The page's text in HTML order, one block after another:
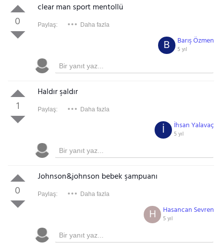
0
clear man sport mentollü
Paylaş: Daha fazla
Barış Özmen
5 yıl
B
1
Haldır şaldır
Paylaş: Daha fazla
İhsan Yalavaç
5 yıl
İ
0
Johnson&johnson bebek şampuanı
Paylaş: Daha fazla
Hasancan Sevren
5 yıl
H